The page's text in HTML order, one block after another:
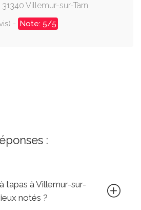
31340 Villemur-sur-Tarn
- Note: 5/5
:
tapas à Villemur-sur-
notés ?